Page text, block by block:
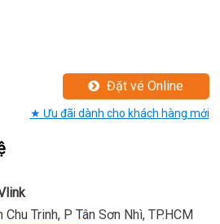
Đặt vé Online
★ Ưu đãi dành cho khách hàng mới
Trinh, P Tân Sơn Nhì, TP.HCM